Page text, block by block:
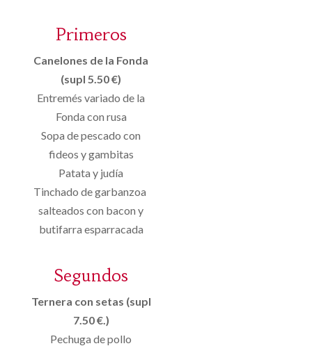
Primeros
Canelones de la Fonda
(supl 5.50 €)
Entremés variado de la
Fonda con rusa
Sopa de pescado con
fideos y gambitas
Patata y judía
Tinchado de garbanzoa
salteados con bacon y
butifarra esparracada
Segundos
Ternera con setas (supl
7.50 €.)
Pechuga de pollo